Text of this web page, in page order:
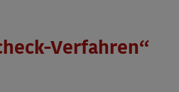
Verfahren“